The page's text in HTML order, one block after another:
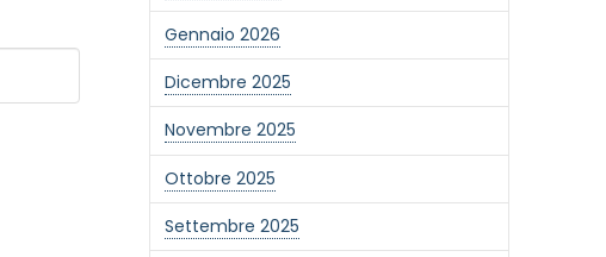
Gennaio 2026
Dicembre 2025
Novembre 2025
Ottobre 2025
Settembre 2025